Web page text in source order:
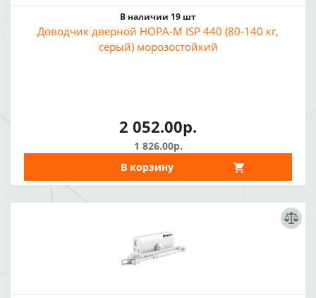
В наличии 19 шт
Доводчик дверной НОРА-М ISP 440 (80-140 кг,
серый) морозостойкий
2 052.00р.
1 826.00р.
В корзину